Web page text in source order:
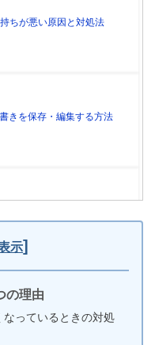
ちが悪い原因と対処法
きを保存・編集する方法
示]
の理由
っているときの対処